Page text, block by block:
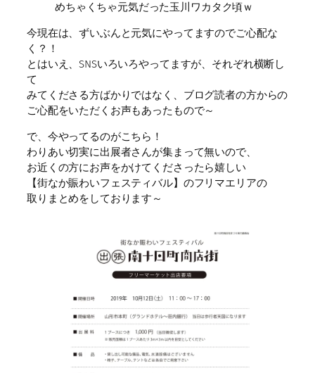
めちゃくちゃ元気だった玉川ワカタク頃ｗ
今現在は、ずいぶんと元気にやってますのでご心配な
く？！
とはいえ、SNSいろいろやってますが、それぞれ横断し
て
みてくださる方ばかりではなく、ブログ読者の方からの
ご心配をいただくお声もあったもので～
で、今やってるのがこちら！
わりあい切実に出展者さんが集まって無いので、
お近くの方にお声をかけてくださったら嬉しい
【街なか賑わいフェスティバル】のフリマエリアの
取りまとめをしております～